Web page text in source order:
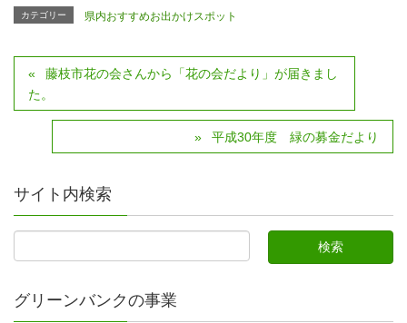
カテゴリー 県内おすすめお出かけスポット
藤枝市花の会さんから「花の会だより」が届きまし
た。
平成30年度 緑の募金だより
サイト内検索
グリーンバンクの事業